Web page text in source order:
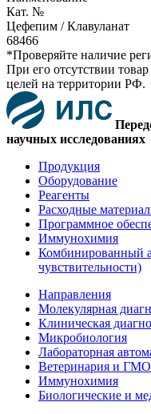
Кат. №
Цефепим / Клавуланат
68466
*Проверяйте наличие
При его отсутствии
целей на территории РФ.
научных исследованиях
Продукция
Оборудование
Реагенты
Расходные
Программное
Иммунохимия
Комбинированный
чувствительности)
Направления
Молекулярная
Клиническая
Микробиология
Лабораторная
Ветеринария и ГМО
Иммунохимия
Биологические и